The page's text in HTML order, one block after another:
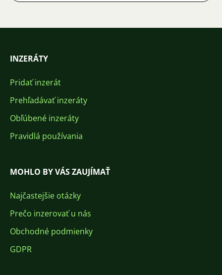
INZERÁTY
Pridať inzerát
Prehľadávať inzeráty
Obľúbené inzeráty
Pravidlá používania
MOHLO BY VÁS ZAUJÍMAŤ
Najčastejšie otázky
Prečo inzerovať u nás
Obchodné podmienky
GDPR